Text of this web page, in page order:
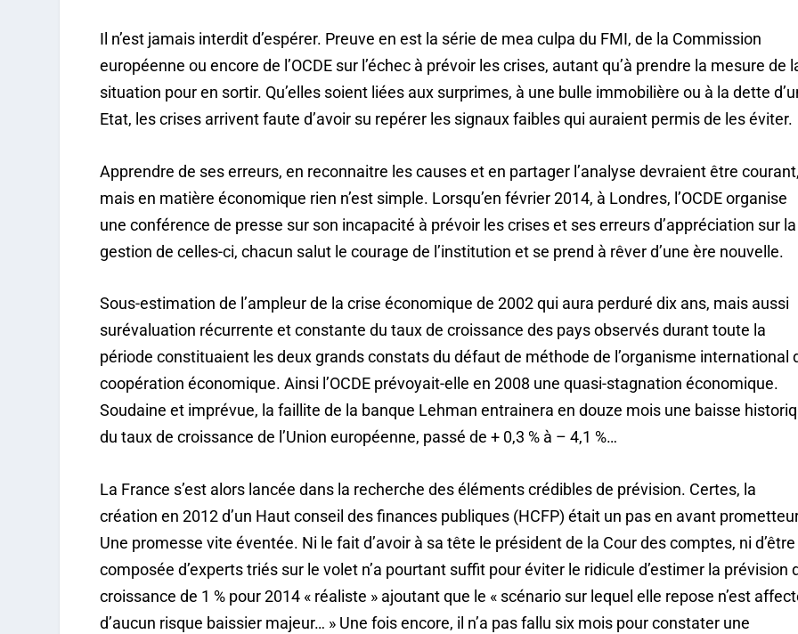
Il n’est jamais interdit d’espérer. Preuve en est la série de mea culpa du FMI, de la Commission
européenne ou encore de l’OCDE sur l’échec à prévoir les crises, autant qu’à prendre la mesure de
situation pour en sortir. Qu’elles soient liées aux surprimes, à une bulle immobilière ou à la dette
Etat, les crises arrivent faute d’avoir su repérer les signaux faibles qui auraient permis de les éviter.
Apprendre de ses erreurs, en reconnaitre les causes et en partager l’analyse devraient être
mais en matière économique rien n’est simple. Lorsqu’en février 2014, à Londres, l’OCDE organise
une conférence de presse sur son incapacité à prévoir les crises et ses erreurs d’appréciation sur la
gestion de celles-ci, chacun salut le courage de l’institution et se prend à rêver d’une ère nouvelle.
Sous-estimation de l’ampleur de la crise économique de 2002 qui aura perduré dix ans, mais aussi
surévaluation récurrente et constante du taux de croissance des pays observés durant toute la
période constituaient les deux grands constats du défaut de méthode de l’organisme international
coopération économique. Ainsi l’OCDE prévoyait-elle en 2008 une quasi-stagnation économique.
Soudaine et imprévue, la faillite de la banque Lehman entrainera en douze mois une baisse
du taux de croissance de l’Union européenne, passé de + 0,3 % à – 4,1 %…
La France s’est alors lancée dans la recherche des éléments crédibles de prévision. Certes, la
création en 2012 d’un Haut conseil des finances publiques (HCFP) était un pas en avant
Une promesse vite éventée. Ni le fait d’avoir à sa tête le président de la Cour des comptes, ni d’être
composée d’experts triés sur le volet n’a pourtant suffit pour éviter le ridicule d’estimer la prévision
croissance de 1 % pour 2014 « réaliste » ajoutant que le « scénario sur lequel elle repose n’est
d’aucun risque baissier majeur… » Une fois encore, il n’a pas fallu six mois pour constater une